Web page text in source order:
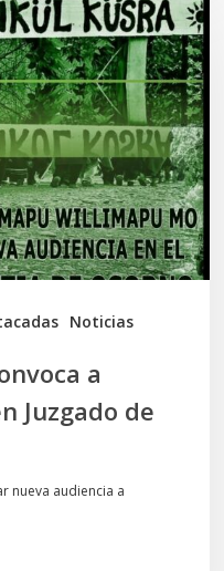
Noticias
a
Juzgado de
nueva audiencia a